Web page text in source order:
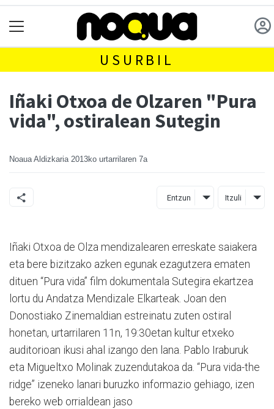
USURBIL
Iñaki Otxoa de Olzaren "Pura
vida", ostiralean Sutegin
Noaua Aldizkaria 2013ko urtarrilaren 7a
Entzun Itzuli
Iñaki Otxoa de Olza mendizalearen erreskate saiakera
eta bere bizitzako azken egunak ezagutzera ematen
dituen “Pura vida” film dokumentala Sutegira ekartzea
lortu du Andatza Mendizale Elkarteak. Joan den
Donostiako Zinemaldian estreinatu zuten ostiral
honetan, urtarrilaren 11n, 19:30etan kultur etxeko
auditorioan ikusi ahal izango den lana. Pablo Iraburuk
eta Migueltxo Molinak zuzendutakoa da. “Pura vida-the
ridge” izeneko lanari buruzko informazio gehiago, izen
bereko web orrialdean jaso